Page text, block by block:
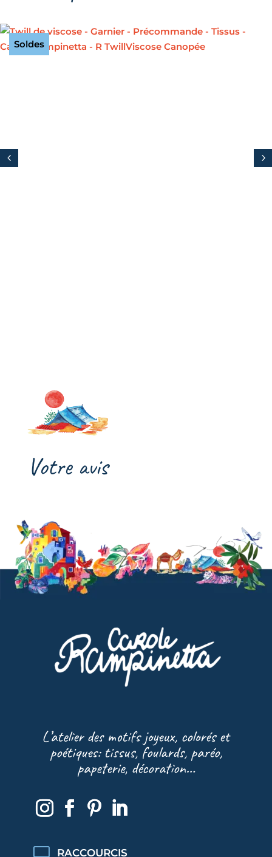
Soldes
4 5
Votre avis
L’atelier des motifs joyeux, colorés et
poétiques: tissus, foulards, paréo,
papeterie, décoration…
RACCOURCIS